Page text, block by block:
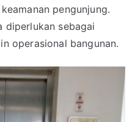
pengunjung.
diperlukan sebagai
operasional bangunan.